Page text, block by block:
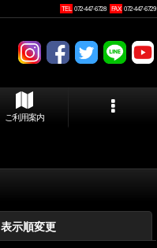
TEL 072-447-6728 FAX 072-447-6729
ご利用案内
表示順変更